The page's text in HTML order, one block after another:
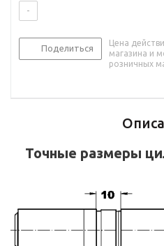
-
Поделиться
Цена
магазина и
розничных
Точные размеры